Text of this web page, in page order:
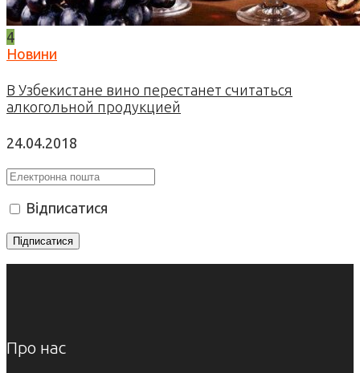
4
Новини
В Узбекистане вино перестанет считаться
алкогольной продукцией
24.04.2018
Відписатися
Про нас